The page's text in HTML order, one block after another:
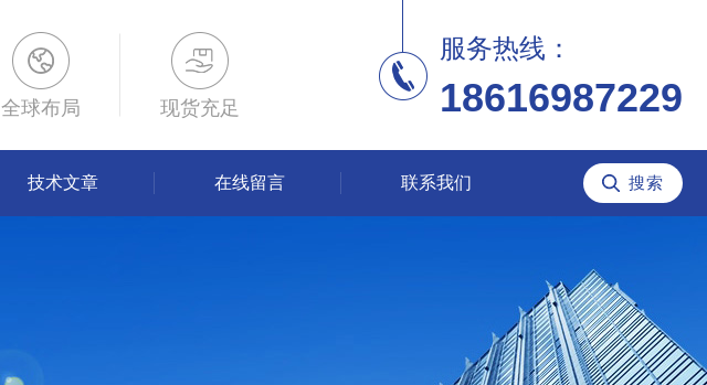
全球布局 现货充足
服务热线：
18616987229
技术文章 在线留言 联系我们